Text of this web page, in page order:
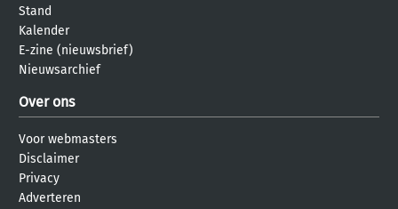
Stand
Kalender
E-zine (nieuwsbrief)
Nieuwsarchief
Over ons
Voor webmasters
Disclaimer
Privacy
Adverteren